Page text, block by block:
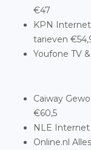
€47
KPN
tarieven
Youfone TV
Caiway
€60,5
NLE
Online.nl